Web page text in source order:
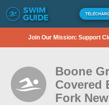
Join Our Mission: Support
Boone
Covered
Fork